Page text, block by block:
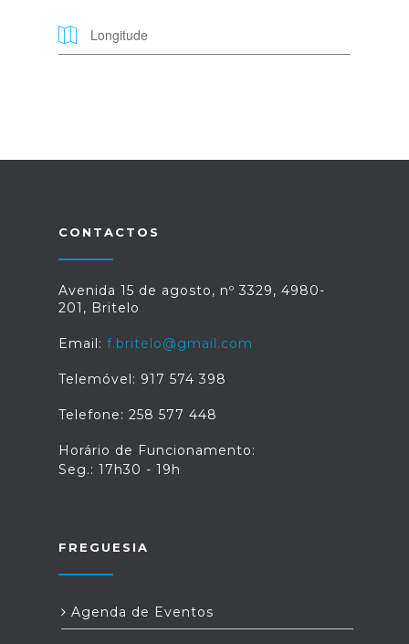
CONTACTOS
Avenida 15 de agosto, nº 3329, 4980-
201, Britelo
Email: f.britelo@gmail.com
Telemóvel: 917 574 398
Telefone: 258 577 448
Horário de Funcionamento:
Seg.: 17h30 - 19h
FREGUESIA
Agenda de Eventos